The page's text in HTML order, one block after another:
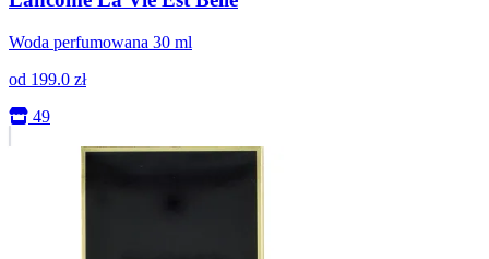
Woda perfumowana 30 ml
od 199.0 zł
49